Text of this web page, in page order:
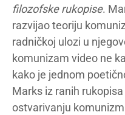
filozofske rukopise.
razvijao teoriju
radničkoj ulozi u
komunizam video ne
kako je jednom
Marks iz ranih
ostvarivanju